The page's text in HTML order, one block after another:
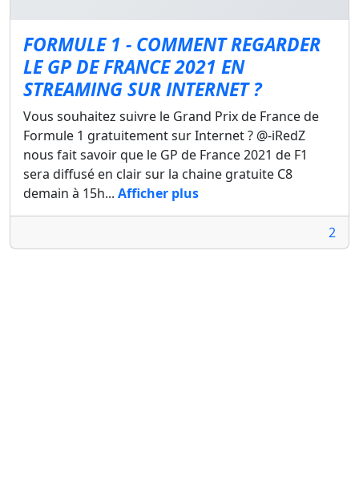
FORMULE 1 - COMMENT REGARDER
LE GP DE FRANCE 2021 EN
STREAMING SUR INTERNET ?
Vous souhaitez suivre le Grand Prix de France de
Formule 1 gratuitement sur Internet ? @-iRedZ
nous fait savoir que le GP de France 2021 de F1
sera diffusé en clair sur la chaine gratuite C8
demain à 15h... Afficher plus
2